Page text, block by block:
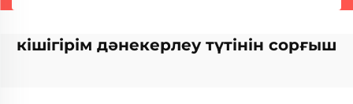
кішігірім дәнекерлеу түтінін сорғыш